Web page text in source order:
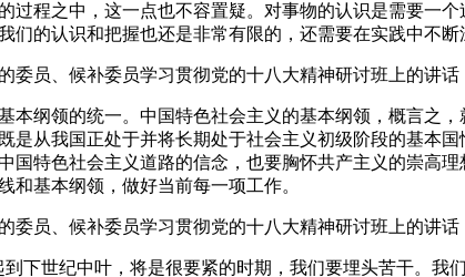
过程之中，这一点也不容置疑。对事物的认识是需要一个
们的认识和把握也还是非常有限的，还需要在实践中不断
员、候补委员学习贯彻党的十八大精神研讨班上的讲话
纲领的统一。中国特色社会主义的基本纲领，概言之，
是从我国正处于并将长期处于社会主义初级阶段的基本
国特色社会主义道路的信念，也要胸怀共产主义的崇高理
和基本纲领，做好当前每一项工作。
员、候补委员学习贯彻党的十八大精神研讨班上的讲话
世纪中叶，将是很要紧的时期，我们要埋头苦干。我